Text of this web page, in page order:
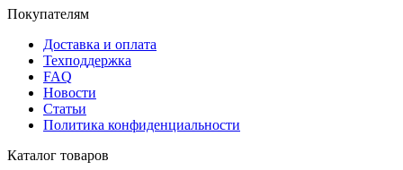
Покупателям
Доставка и оплата
Техподдержка
FAQ
Новости
Статьи
Политика конфиденциальности
Каталог товаров